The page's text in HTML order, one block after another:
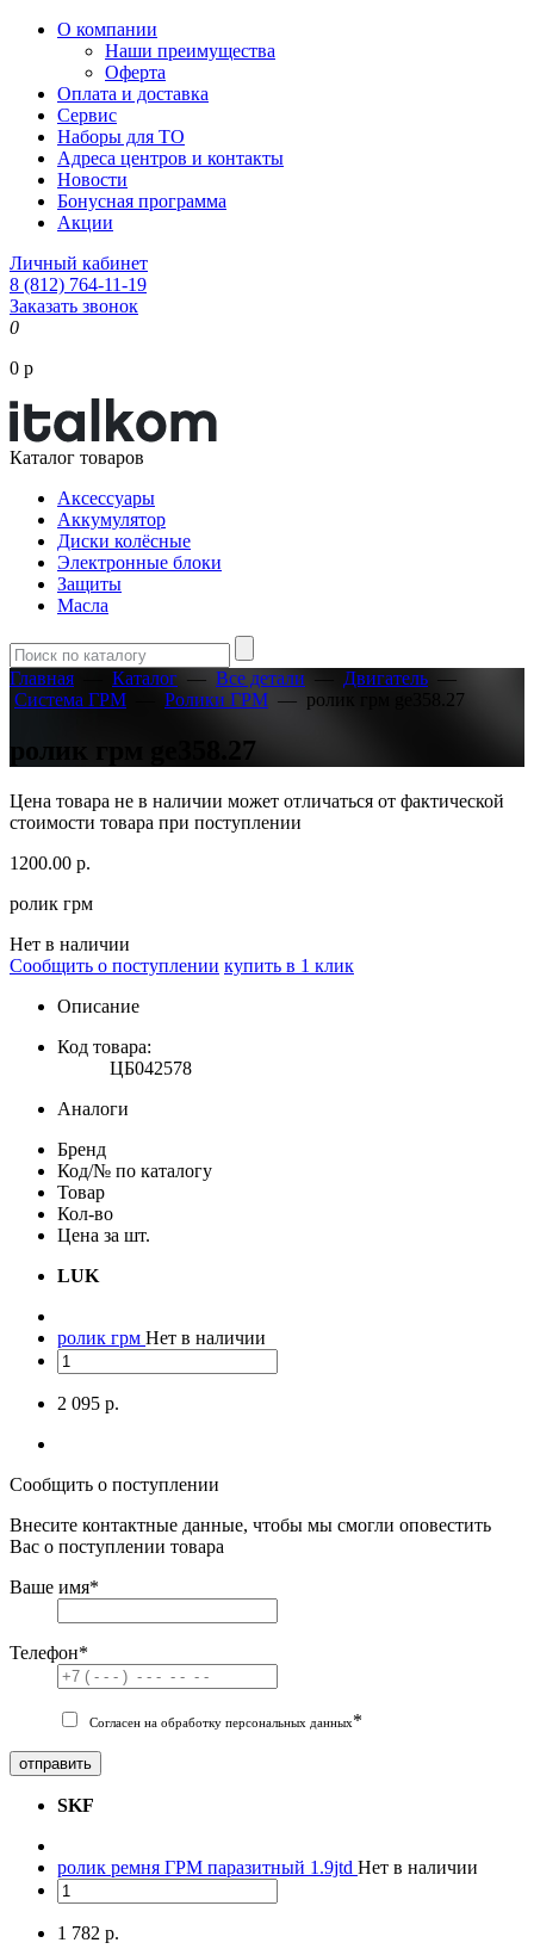
О компании
Наши преимущества
Оферта
Оплата и доставка
Сервис
Наборы для ТО
Адреса центров и контакты
Новости
Бонусная программа
Акции
Личный кабинет
8 (812) 764-11-19
Заказать звонок
0
0 р
Каталог товаров
Аксессуары
Аккумулятор
Диски колёсные
Электронные блоки
Защиты
Масла
Главная Каталог — Все детали — Двигатель —
Система ГРМ
Ролики ГРМ — ролик грм ge358.27
ролик грм ge358.27
Цена товара не в наличии может отличаться от фактической
стоимости товара при поступлении
1200.00 р.
ролик грм
Нет в наличии
Сообщить о поступлении купить в 1 клик
Описание
Код товара:
ЦБ042578
Аналоги
Бренд
Код/№ по каталогу
Товар
Кол-во
Цена за шт.
LUK
ролик грм Нет в наличии
2 095 р.
Сообщить о поступлении
Внесите контактные данные, чтобы мы смогли оповестить
Вас о поступлении товара
Ваше имя*
Телефон*
Согласен на обработку персональных данных*
отправить
SKF
ролик ремня ГРМ паразитный 1.9jtd Нет в наличии
1 782 р.